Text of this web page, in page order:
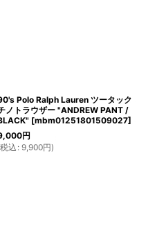
Polo Ralph Lauren ツータック
ノトラウザー "ANDREW PANT /
[mbm01251801509027]
円
税込 : 9,900円)